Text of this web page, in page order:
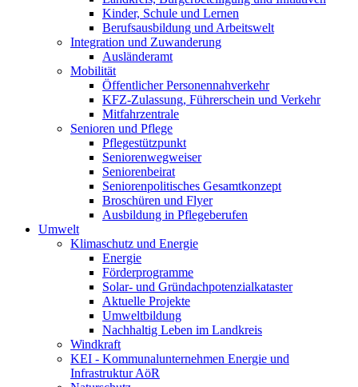
Kinder, Schule und Lernen
Berufsausbildung und Arbeitswelt
Integration und Zuwanderung
Ausländeramt
Mobilität
Öffentlicher Personennahverkehr
KFZ-Zulassung, Führerschein und Verkehr
Mitfahrzentrale
Senioren und Pflege
Pflegestützpunkt
Seniorenwegweiser
Seniorenbeirat
Seniorenpolitisches Gesamtkonzept
Broschüren und Flyer
Ausbildung in Pflegeberufen
Umwelt
Klimaschutz und Energie
Energie
Förderprogramme
Solar- und Gründachpotenzialkataster
Aktuelle Projekte
Umweltbildung
Nachhaltig Leben im Landkreis
Windkraft
KEI - Kommunalunternehmen Energie und
Infrastruktur AöR